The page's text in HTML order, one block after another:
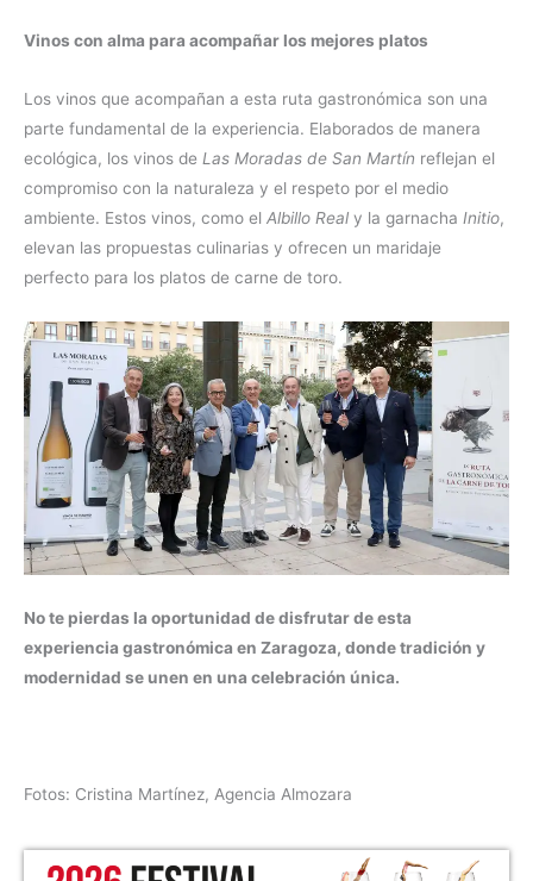
Vinos con alma para acompañar los mejores platos
Los vinos que acompañan a esta ruta gastronómica son una
parte fundamental de la experiencia. Elaborados de manera
ecológica, los vinos de Las Moradas de San Martín reflejan el
compromiso con la naturaleza y el respeto por el medio
ambiente. Estos vinos, como el Albillo Real y la garnacha Initio,
elevan las propuestas culinarias y ofrecen un maridaje
perfecto para los platos de carne de toro.
No te pierdas la oportunidad de disfrutar de esta
experiencia gastronómica en Zaragoza, donde tradición y
modernidad se unen en una celebración única.
Fotos: Cristina Martínez, Agencia Almozara